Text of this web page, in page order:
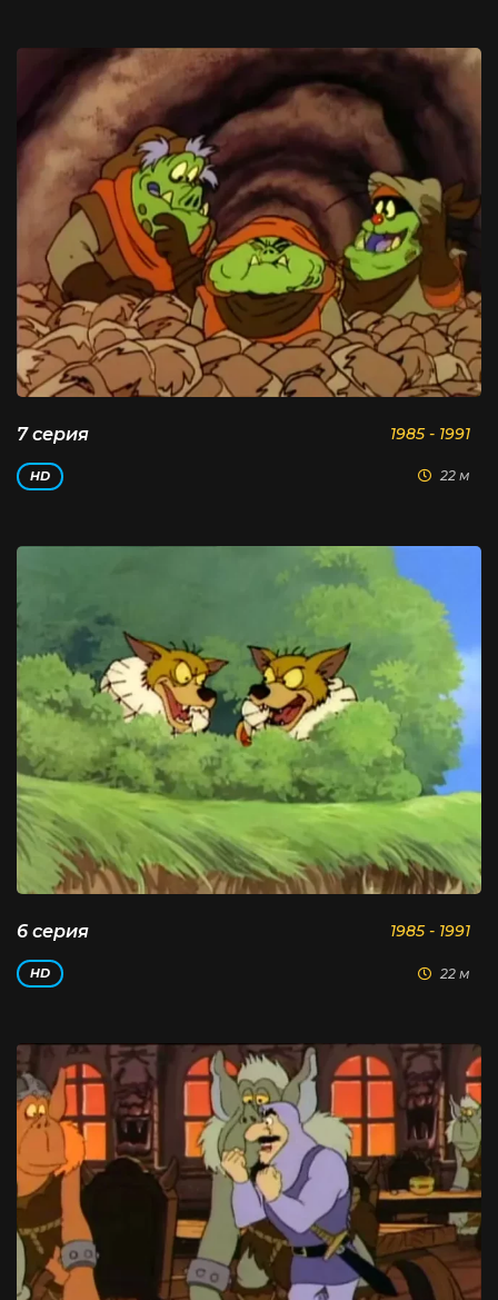
7 серия 1985 - 1991
HD 22 м
6 серия 1985 - 1991
HD 22 м